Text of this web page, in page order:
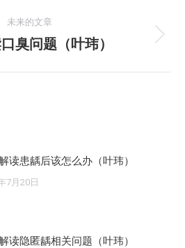
文
章：
未来的文章
未
臭问题（叶玮）
读患龋后该怎么办（叶玮）
7月20日
读隐匿龋相关问题（叶玮）